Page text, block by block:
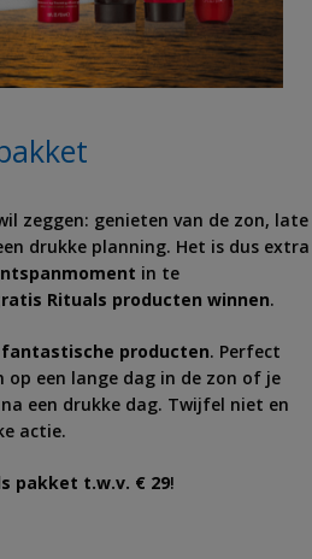
zeggen: genieten van de zon, late
drukke planning. Het is dus extra
in te
Rituals producten winnen.
fantastische producten. Perfect
op een lange dag in de zon of je
een drukke dag. Twijfel niet en
actie.
pakket t.w.v. € 29!